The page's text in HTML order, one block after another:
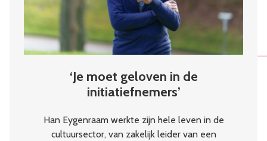
‘Je moet geloven in de
initiatiefnemers’
Han Eygenraam werkte zijn hele leven in de
cultuursector, van zakelijk leider van een